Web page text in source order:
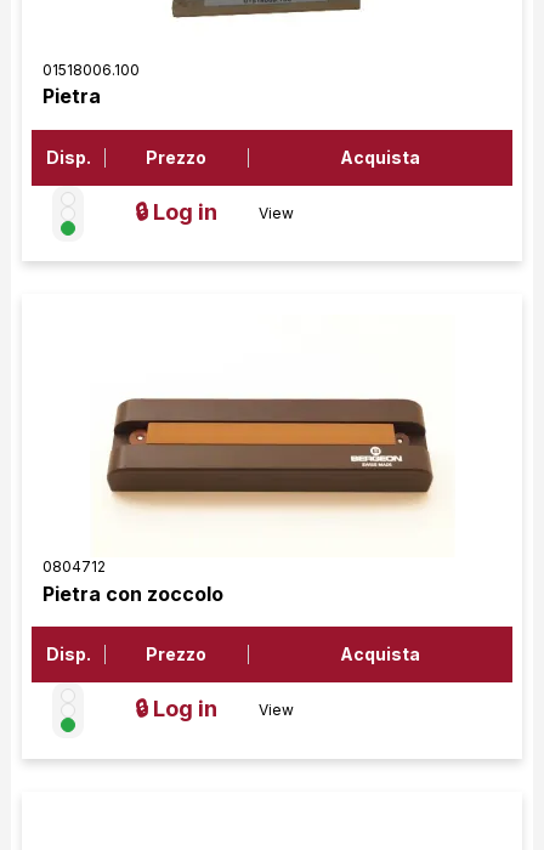
01518006.100
Pietra
Disp. Prezzo Acquista
🔒 Log in View
0804712
Pietra con zoccolo
Disp. Prezzo Acquista
🔒 Log in View